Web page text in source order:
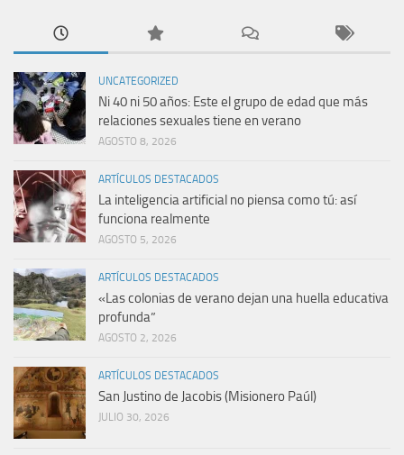
UNCATEGORIZED
Ni 40 ni 50 años: Este el grupo de edad que más
relaciones sexuales tiene en verano
AGOSTO 8, 2026
ARTÍCULOS DESTACADOS
La inteligencia artificial no piensa como tú: así
funciona realmente
AGOSTO 5, 2026
ARTÍCULOS DESTACADOS
«Las colonias de verano dejan una huella educativa
profunda”
AGOSTO 2, 2026
ARTÍCULOS DESTACADOS
San Justino de Jacobis (Misionero Paúl)
JULIO 30, 2026